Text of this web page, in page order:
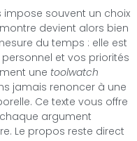
impose souvent un choix
devient alors bien
du temps : elle est
et vos priorités
une toolwatch
jamais renoncer à une
Ce texte vous offre
argument
Le propos reste direct